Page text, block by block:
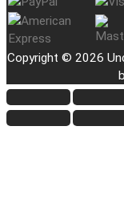
Copyright © 2026